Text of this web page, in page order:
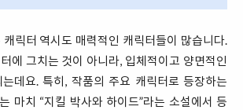
릭터 역시도 매력적인 캐릭터들이 많습니다.
에 그치는 것이 아니라, 입체적이고 양면적인
데요. 특히, 작품의 주요 캐릭터로 등장하는
마치 “지킬 박사와 하이드”라는 소설에서 등